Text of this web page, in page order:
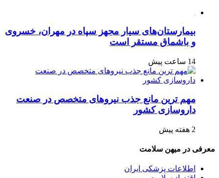
بیمارستان‌های سیار مجهز سپاه در مهران، خسروی
و باشماق مستقر است
14 ساعت پیش
مهم ترین مانع جذب نیروهای متخصص در صنعت
داروسازی کشور
2 هفته پیش
معرفی در میهن سلامت
اطلاعات پزشکی ایران